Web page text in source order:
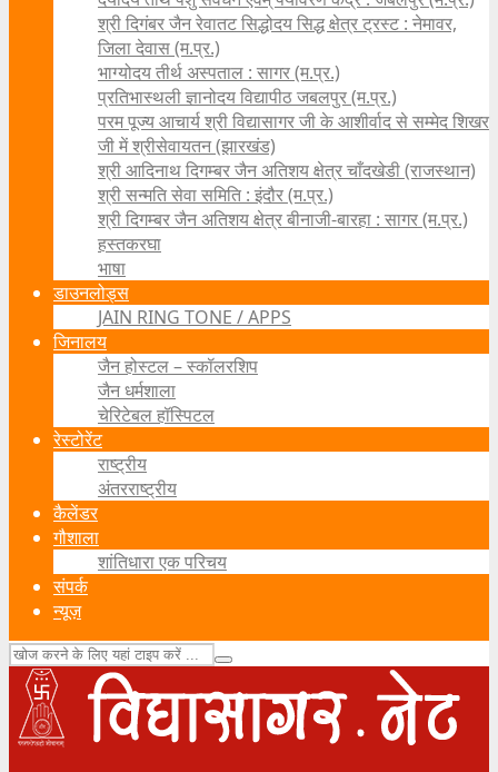
श्री दिगंबर जैन रेवातट सिद्धोदय सिद्ध क्षेत्र ट्रस्ट : नेमावर,
जिला देवास (म.प्र.)
भाग्योदय तीर्थ अस्पताल : सागर (म.प्र.)
प्रतिभास्थली ज्ञानोदय विद्यापीठ जबलपुर (म.प्र.)
परम पूज्य आचार्य श्री विद्यासागर जी के आशीर्वाद से सम्मेद शिखर
जी में श्रीसेवायतन (झारखंड)
श्री आदिनाथ दिगम्बर जैन अतिशय क्षेत्र चाँदखेडी (राजस्थान)
श्री सन्मति सेवा समिति : इंदौर (म.प्र.)
श्री दिगम्बर जैन अतिशय क्षेत्र बीनाजी-बारहा : सागर (म.प्र.)
हस्तकरघा
भाषा
डाउनलोड्स
JAIN RING TONE / APPS
जिनालय
जैन होस्टल – स्कॉलरशिप
जैन धर्मशाला
चेरिटेबल हॉस्पिटल
रेस्टोरेंट
राष्ट्रीय
अंतरराष्ट्रीय
कैलेंडर
गौशाला
शांतिधारा एक परिचय
संपर्क
न्यूज़